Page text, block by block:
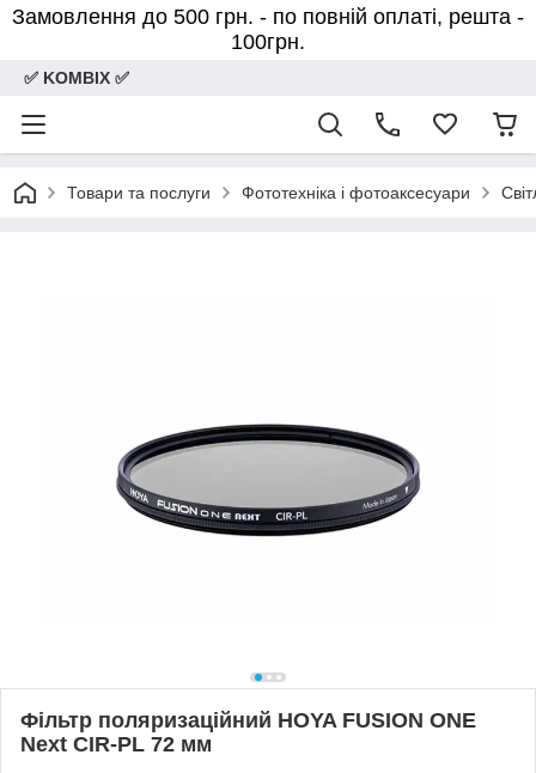
Замовлення до 500 грн. - по повній оплаті, решта -
100грн.
✅ KOMBIX ✅
Товари та послуги Фототехніка і фотоаксесуари
Фільтр поляризаційний HOYA FUSION ONE
Next CIR-PL 72 мм